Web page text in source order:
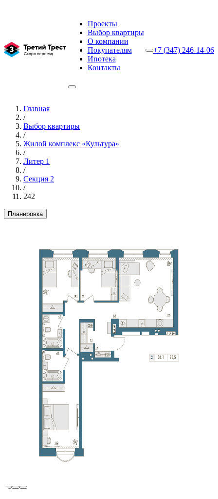
Проекты
Выбор квартиры
О компании
Покупателям
Ипотека
Контакты
+7 (347) 246-14-06
Главная
/
Выбор квартиры
/
Жилой комплекс «Культура»
/
Литер 1
/
Секция 2
/
242
Планировка